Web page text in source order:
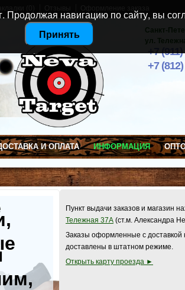
Санкт-
ул.
+7
+7
И ОПЛАТА ИНФОРМАЦИЯ
Пункт выдачи заказов и магазин
Тележная 37А (ст.м. Александра
Заказы оформленные с доставкой
доставлены в штатном режиме.
Открыть карту проезда ►
навигацию по сайту, вы
Принять